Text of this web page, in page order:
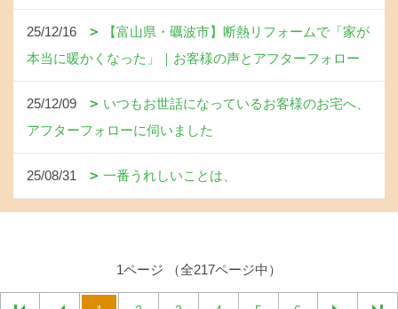
25/12/16
【富山県・礪波市】断熱リフォームで「家が
本当に暖かくなった」｜お客様の声とアフターフォロー
25/12/09
いつもお世話になっているお客様のお宅へ、
アフターフォローに伺いました
25/08/31 一番うれしいことは、
1ページ （全217ページ中）